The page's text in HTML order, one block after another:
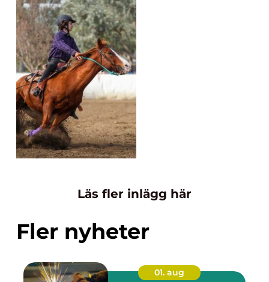
Läs fler inlägg här
Fler nyheter
01. aug